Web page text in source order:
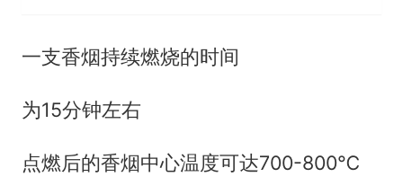
一支香烟持续燃烧的时间
为15分钟左右
点燃后的香烟中心温度可达700-800℃